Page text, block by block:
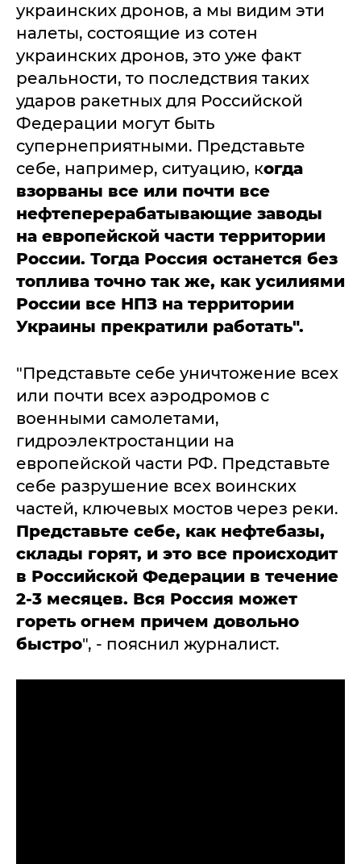
украинских дронов, а мы видим эти
налеты, состоящие из сотен
украинских дронов, это уже факт
реальности, то последствия таких
ударов ракетных для Российской
Федерации могут быть
супернеприятными. Представьте
себе, например, ситуацию, когда
взорваны все или почти все
нефтеперерабатывающие заводы
на европейской части территории
России. Тогда Россия останется без
топлива точно так же, как усилиями
России все НПЗ на территории
Украины прекратили работать".
"Представьте себе уничтожение всех
или почти всех аэродромов с
военными самолетами,
гидроэлектростанции на
европейской части РФ. Представьте
себе разрушение всех воинских
частей, ключевых мостов через реки.
Представьте себе, как нефтебазы,
склады горят, и это все происходит
в Российской Федерации в течение
2-3 месяцев. Вся Россия может
гореть огнем причем довольно
быстро", - пояснил журналист.